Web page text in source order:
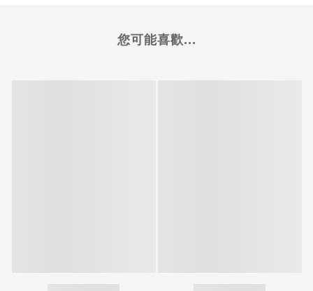
您可能喜歡...